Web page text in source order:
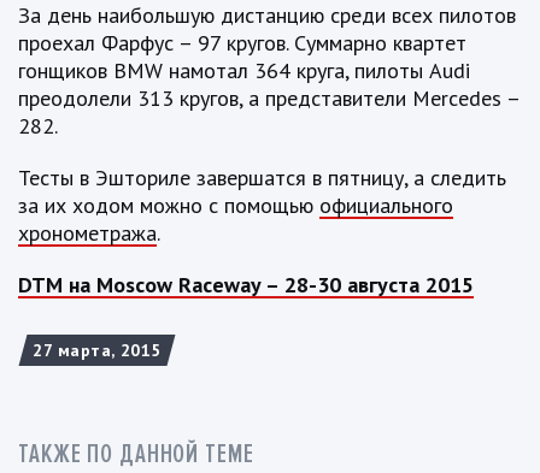
За день наибольшую дистанцию среди всех пилотов
проехал Фарфус – 97 кругов. Суммарно квартет
гонщиков BMW намотал 364 круга, пилоты Audi
преодолели 313 кругов, а представители Mercedes –
282.
Тесты в Эшториле завершатся в пятницу, а следить
за их ходом можно с помощью официального
хронометража.
DTM на Moscow Raceway – 28-30 августа 2015
27 марта, 2015
ТАКЖЕ ПО ДАННОЙ ТЕМЕ